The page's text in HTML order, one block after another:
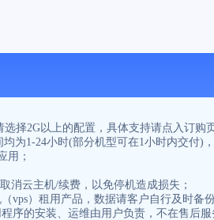
择2G以上的配置，具体支持请点入订
为1-24小时(部分机型可在1小时内交付)，
用；
消云主机/续费，以免停机造成损失；
vps）租用产品，数据请客户自行及时备份
序的安装、运维由用户负责，不在售后服